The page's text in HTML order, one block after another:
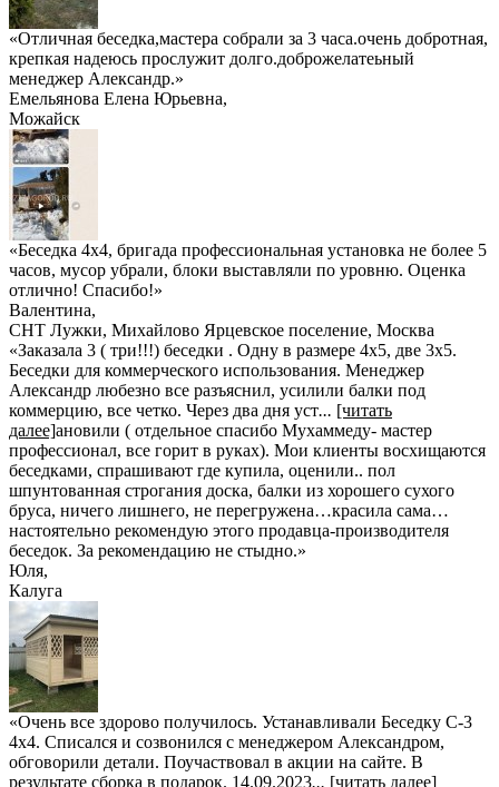
«Отличная беседка,мастера собрали за 3 часа.очень добротная,
крепкая надеюсь прослужит долго.доброжелатеьный
менеджер Александр.»
Емельянова Елена Юрьевна,
Можайск
«Беседка 4х4, бригада профессиональная установка не более 5
часов, мусор убрали, блоки выставляли по уровню. Оценка
отлично! Спасибо!»
Валентина,
СНТ Лужки, Михайлово Ярцевское поселение, Москва
«Заказала 3 ( три!!!) беседки . Одну в размере 4х5, две 3х5.
Беседки для коммерческого использования. Менеджер
Александр любезно все разъяснил, усилили балки под
коммерцию, все четко. Через два дня уст... [читать
далее]ановили ( отдельное спасибо Мухаммеду- мастер
профессионал, все горит в руках). Мои клиенты восхищаются
беседками, спрашивают где купила, оценили.. пол
шпунтованная строгания доска, балки из хорошего сухого
бруса, ничего лишнего, не перегружена…красила сама…
настоятельно рекомендую этого продавца-производителя
беседок. За рекомендацию не стыдно.»
Юля,
Калуга
«Очень все здорово получилось. Устанавливали Беседку С-3
4х4. Списался и созвонился с менеджером Александром,
обговорили детали. Поучаствовал в акции на сайте. В
результате сборка в подарок. 14.09.2023... [читать далее]